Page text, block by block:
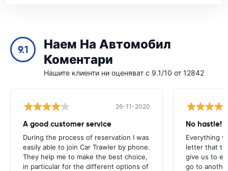
9.1
Наем На Автомобил
Коментари
Нашите клиенти ни оценяват с 9.1/10 от 12842
26-11-2020
A good customer service
During the process of reservation I was
easily able to join Car Trawler by phone.
They help me to make the best choice,
in particular for the different options of
No hastle!
Everything
letter that
give us to
go to